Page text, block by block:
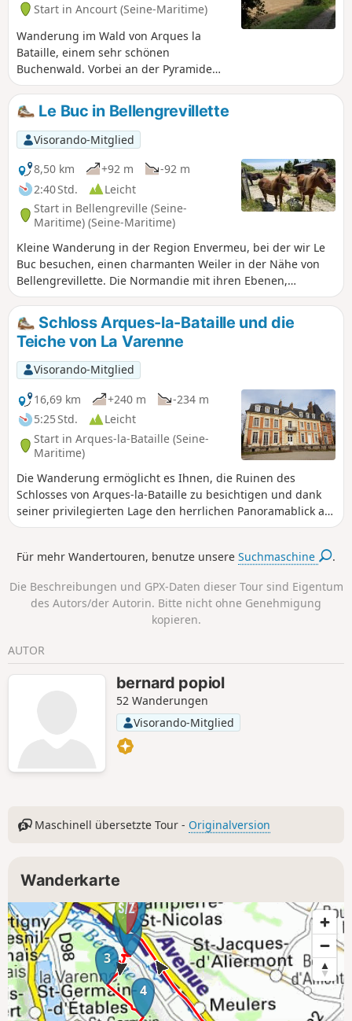
Start in Ancourt (Seine-Maritime)
Wanderung im Wald von Arques la
Bataille, einem sehr schönen
Buchenwald. Vorbei an der Pyramide
oder dem Obelisken Saint-Étienne, um
das herrliche Panorama des Arques-Tals
zu genießen. Ein Teil des Weges wird
nicht mehr gepflegt, siehe Artikel in den
Dieppoises-Infos In der Zwischenzeit
schlage ich Ihnen eine Variante vor, die
am Punkt (11) beginnt.
Le Buc in Bellengrevillette
Visorando-Mitglied
8,50 km
+92 m
-92 m
2:40 Std.
Leicht
Start in Bellengreville (Seine-
Maritime) (Seine-Maritime)
Kleine Wanderung in der Region Envermeu, bei der wir Le
Buc besuchen, einen charmanten Weiler in der Nähe von
Bellengrevillette. Die Normandie mit ihren Ebenen,
Wäldern, Kühen, Pferden und Ponys.
Schloss Arques-la-Bataille und die
Teiche von La Varenne
Visorando-Mitglied
16,69 km
+240 m
-234 m
5:25 Std.
Leicht
Start in Arques-la-Bataille (Seine-
Maritime)
Die Wanderung ermöglicht es Ihnen, die Ruinen des
Schlosses von Arques-la-Bataille zu besichtigen und dank
seiner privilegierten Lage den herrlichen Panoramablick auf
die drei umliegenden Täler zu genießen. Sie können das
Priorat und seinen Flüssen besuchen. Die Wanderung
Wassersportzentrums von Arques-la-Bataille.
Für mehr Wandertouren, benutze unsereSuchmaschine .
Die Beschreibungen und GPX-Daten dieser Tour sind Eigentum
des Autors/der Autorin. Bitte nicht ohne Genehmigung
kopieren.
AUTOR
bernard popiol
52 Wanderungen
Visorando-Mitglied
Maschinell übersetzte Tour - Originalversion
Wanderkarte
12
3
4
8